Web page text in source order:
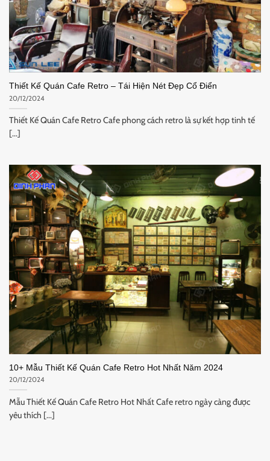
Thiết Kế Quán Cafe Retro – Tái Hiện Nét Đẹp Cổ Điển
20/12/2024
Thiết Kế Quán Cafe Retro Cafe phong cách retro là sự kết hợp tinh tế
[...]
10+ Mẫu Thiết Kế Quán Cafe Retro Hot Nhất Năm 2024
20/12/2024
Mẫu Thiết Kế Quán Cafe Retro Hot Nhất Cafe retro ngày càng được
yêu thích [...]